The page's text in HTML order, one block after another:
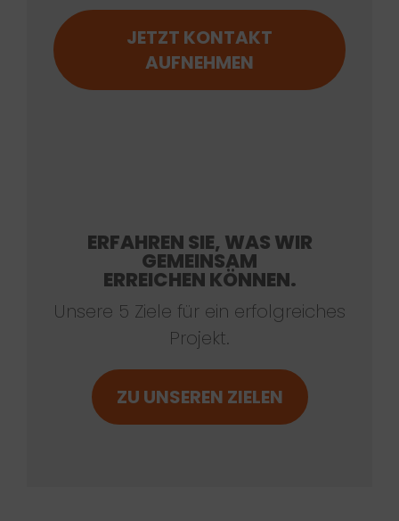
JETZT KONTAKT
AUFNEHMEN
ERFAHREN SIE, WAS WIR
GEMEINSAM
ERREICHEN KÖNNEN.
Unsere 5 Ziele für ein erfolgreiches
Projekt.
ZU UNSEREN ZIELEN